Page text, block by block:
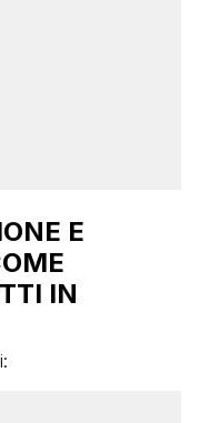
E
IN